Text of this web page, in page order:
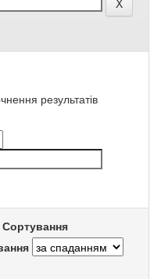
результатів
Сортування